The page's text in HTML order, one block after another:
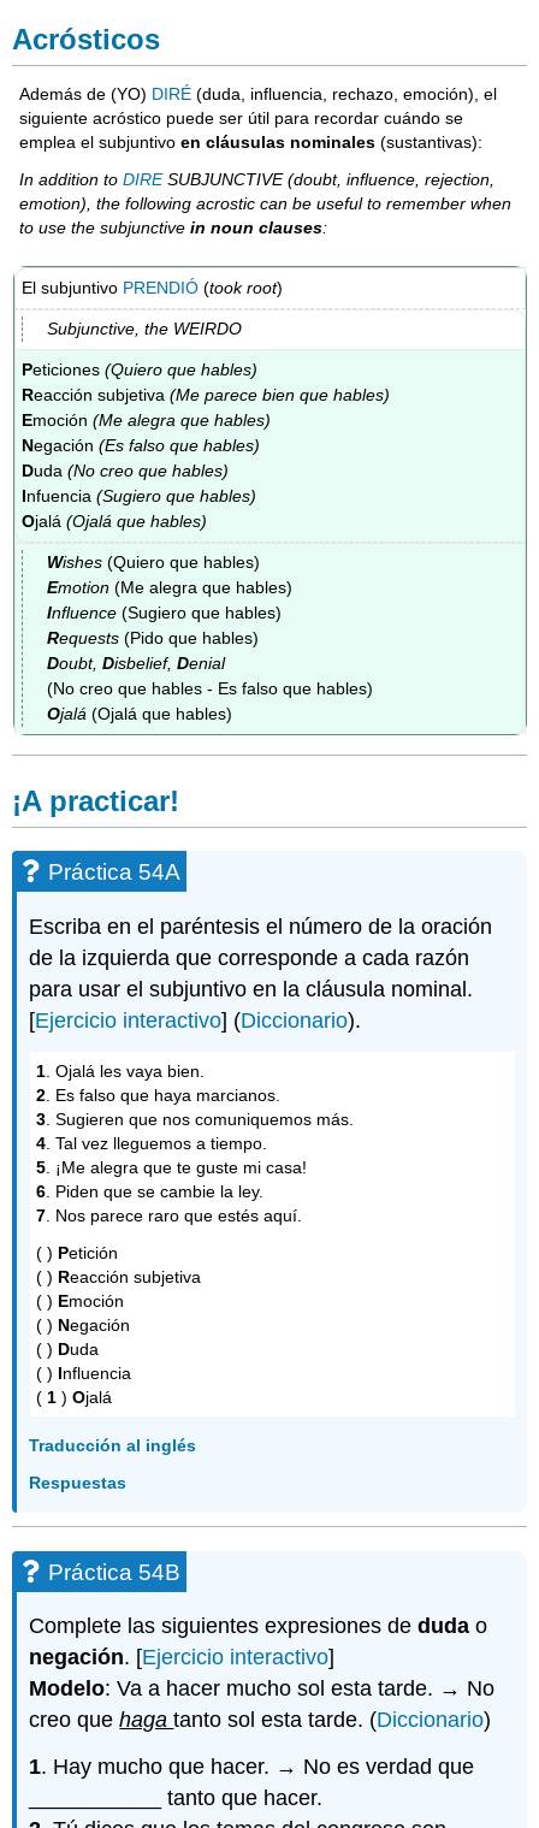
Acrósticos
Además de (YO) DIRÉ (duda, influencia, rechazo, emoción), el
siguiente acróstico puede ser útil para recordar cuándo se
emplea el subjuntivoen cláusulas nominales (sustantivas):
In addition toDIRESUBJUNCTIVE (doubt, influence, rejection,
emotion), the following acrostic can be useful to remember when
to use the subjunctivein noun clauses:
El subjuntivo PRENDIÓ (took root)
Subjunctive, the WEIRDO
Peticiones(Quiero que hables)
Reacción subjetiva(Me parece bien que hables)
Emoción(Me alegra que hables)
Negación(Es falso que hables)
Duda(No creo que hables)
Infuencia(Sugiero que hables)
Ojalá(Ojalá que hables)
Wishes (Quiero que hables)
Emotion (Me alegra que hables)
Influence (Sugiero que hables)
Requests (Pido que hables)
Doubt,Disbelief,Denial
(No creo que hables - Es falso que hables)
Ojalá (Ojalá que hables)
¡A practicar!
Práctica 54A
Escriba en el paréntesis el número de la oración
de la izquierda que corresponde a cada razón
para usar el subjuntivo en la cláusula nominal.
[Ejercicio interactivo] (Diccionario).
1 . Ojalá les vaya bien.
2 . Es falso que haya marcianos.
3 . Sugieren que nos comuniquemos más.
4 . Tal vez lleguemos a tiempo.
5 . ¡Me alegra que te guste mi casa!
6 . Piden que se cambie la ley.
7 . Nos parece raro que estés aquí.
( ) Petición
( ) Reacción subjetiva
( ) Emoción
( ) Negación
( ) Duda
( ) Influencia
(1 )Ojalá
Traducción al inglés
Respuestas
Práctica 54B
Complete las siguientes expresiones deduda o
negación. [Ejercicio interactivo]
Modelo: Va a hacer mucho sol esta tarde. → No
creo quehagatanto sol esta tarde. (Diccionario)
1. Hay mucho que hacer. → No es verdad que
___________ tanto que hacer.